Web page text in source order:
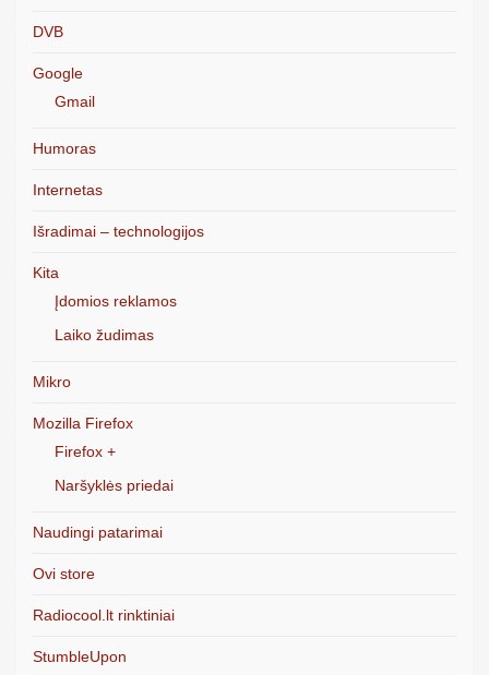
DVB
Google
Gmail
Humoras
Internetas
Išradimai – technologijos
Kita
Įdomios reklamos
Laiko žudimas
Mikro
Mozilla Firefox
Firefox +
Naršyklės priedai
Naudingi patarimai
Ovi store
Radiocool.lt rinktiniai
StumbleUpon